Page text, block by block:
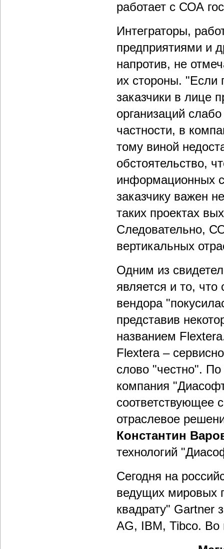
работает с СОА
Интеграторы,
предприятиями и
напротив, не
их стороны. "Если
заказчики в лице
организаций
частности, в
тому виной
обстоятельство,
информационных
заказчику важен
таких проектах
Следовательно,
вертикальных
Одним из
является и то,
вендора
представив
названием
Flextera –
слово "честно".
компания
соответствующее
отраслевое
Константин
технологий
Сегодня на
ведущих мировых
квадрату" Gartner
AG, IBM, Tibco. Во